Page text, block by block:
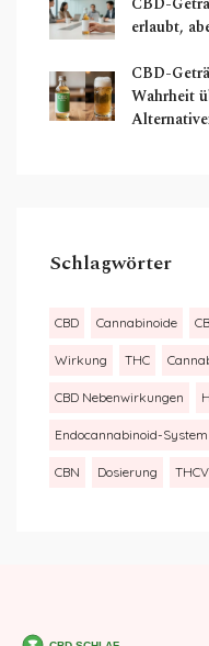
erlaubt,
CBD-
Wahrheit
Schlagwörter
CBD Cannabinoide
Wirkung THC
CBD Nebenwirkungen
Endocannabinoid-System
CBN Dosierung THCV